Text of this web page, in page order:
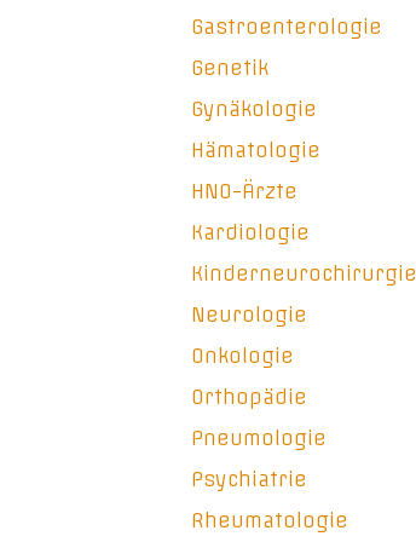
Gastroenterologie
Genetik
Gynäkologie
Hämatologie
HNO-Ärzte
Kardiologie
Kinderneurochirurgie
Neurologie
Onkologie
Orthopädie
Pneumologie
Psychiatrie
Rheumatologie